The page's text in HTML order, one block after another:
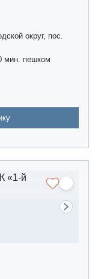
округ, пос.
мин. пешком